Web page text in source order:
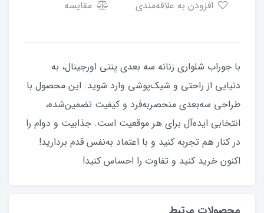
مقایسه
با جوراب شلواری زنانه سه بعدی پنتی اورجینال، به
دنیایی از راحتی و شیک‌پوشی وارد شوید. این محصول با
طراحی سه‌بعدی منحصر‌به‌فرد و کیفیت تضمین‌شده،
انتخابی ایده‌آل برای هر موقعیت است. جذابیت و دوام را
در کنار هم تجربه کنید و با اعتماد به‌نفس قدم بردارید!
اکنون خرید کنید و تفاوت را احساس کنید!